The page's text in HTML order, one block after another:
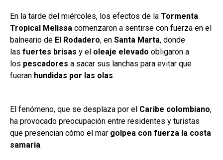
En la tarde del miércoles, los efectos de la Tormenta
Tropical Melissa comenzaron a sentirse con fuerza en el
balneario de El Rodadero, en Santa Marta, donde
las fuertes brisas y el oleaje elevado obligaron a
los pescadores a sacar sus lanchas para evitar que
fueran hundidas por las olas.
El fenómeno, que se desplaza por el Caribe colombiano,
ha provocado preocupación entre residentes y turistas
que presencian cómo el mar golpea con fuerza la costa
samaria.